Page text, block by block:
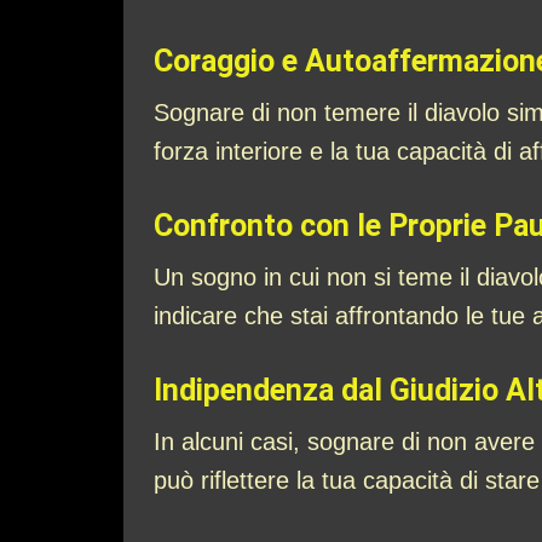
Coraggio e
Sognare di non temere il diavolo
forza interiore e la tua capacità di
Confronto con le Proprie
Un sogno in cui non si teme il
indicare che stai affrontando le tue
Indipendenza dal Giudizio
In alcuni casi, sognare di non
può riflettere la tua capacità di